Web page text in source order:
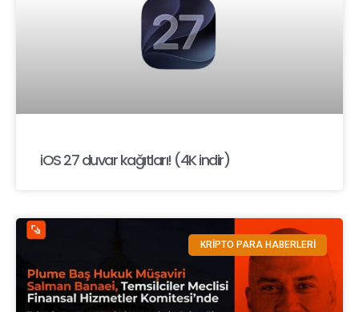
iOS 27 duvar kağıtları! (4K indir)
KRİPTO PARA HABERLERİ